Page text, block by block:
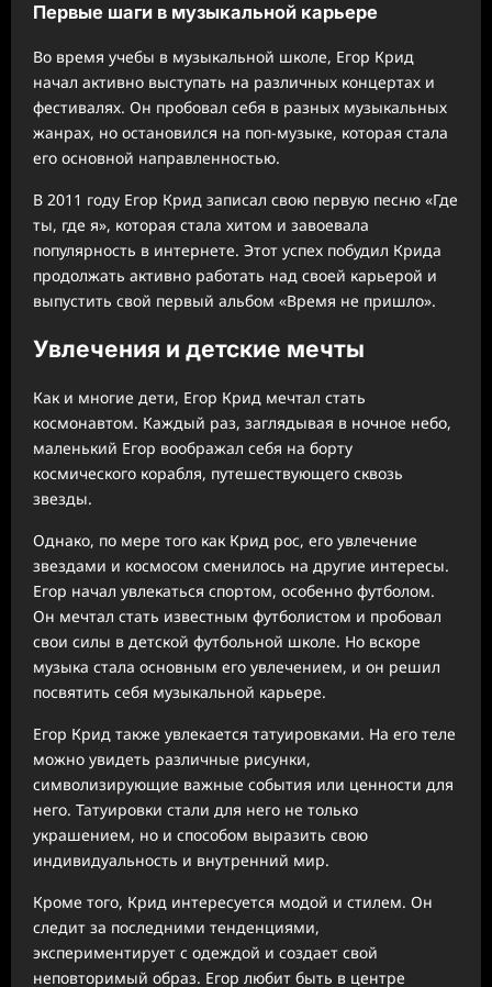
Первые шаги в музыкальной карьере
Во время учебы в музыкальной школе, Егор Крид
начал активно выступать на различных концертах и
фестивалях. Он пробовал себя в разных музыкальных
жанрах, но остановился на поп-музыке, которая стала
его основной направленностью.
В 2011 году Егор Крид записал свою первую песню «Где
ты, где я», которая стала хитом и завоевала
популярность в интернете. Этот успех побудил Крида
продолжать активно работать над своей карьерой и
выпустить свой первый альбом «Время не пришло».
Увлечения и детские мечты
Как и многие дети, Егор Крид мечтал стать
космонавтом. Каждый раз, заглядывая в ночное небо,
маленький Егор воображал себя на борту
космического корабля, путешествующего сквозь
звезды.
Однако, по мере того как Крид рос, его увлечение
звездами и космосом сменилось на другие интересы.
Егор начал увлекаться спортом, особенно футболом.
Он мечтал стать известным футболистом и пробовал
свои силы в детской футбольной школе. Но вскоре
музыка стала основным его увлечением, и он решил
посвятить себя музыкальной карьере.
Егор Крид также увлекается татуировками. На его теле
можно увидеть различные рисунки,
символизирующие важные события или ценности для
него. Татуировки стали для него не только
украшением, но и способом выразить свою
индивидуальность и внутренний мир.
Кроме того, Крид интересуется модой и стилем. Он
следит за последними тенденциями,
экспериментирует с одеждой и создает свой
неповторимый образ. Егор любит быть в центре